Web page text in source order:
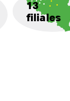
13
filiales